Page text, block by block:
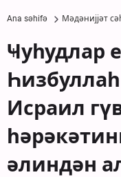
Ana səhifə Мәдәнијјәт
Ҹуһудлар
Исраил
әлиндән